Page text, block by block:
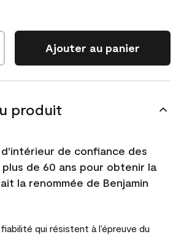
Ajouter au panier
produit
de confiance des
de 60 ans pour obtenir la
la renommée de Benjamin
qui résistent à l’épreuve du